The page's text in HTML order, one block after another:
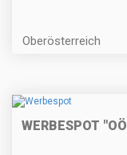
Oberösterreich
WERBESPOT